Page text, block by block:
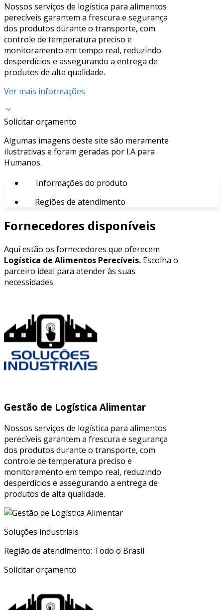
Nossos serviços de logística para alimentos
perecíveis garantem a frescura e segurança
dos produtos durante o transporte, com
controle de temperatura preciso e
monitoramento em tempo real, reduzindo
desperdícios e assegurando a entrega de
produtos de alta qualidade.
Ver mais informações
Solicitar orçamento
Algumas imagens deste site são meramente
ilustrativas e foram geradas por I.A para
Humanos.
Informações do produto
Regiões de atendimento
Fornecedores disponíveis
Aqui estão os fornecedores que oferecem
Logística de Alimentos Perecíveis. Escolha o
parceiro ideal para atender às suas
necessidades
Gestão de Logística Alimentar
Nossos serviços de logística para alimentos
perecíveis garantem a frescura e segurança
dos produtos durante o transporte, com
controle de temperatura preciso e
monitoramento em tempo real, reduzindo
desperdícios e assegurando a entrega de
produtos de alta qualidade.
Soluções industriais
Região de atendimento: Todo o Brasil
Solicitar orçamento